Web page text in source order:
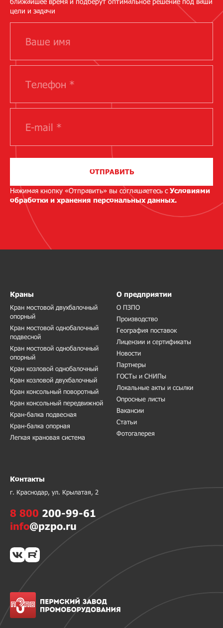
цели и задачи
ОТПРАВИТЬ
Нажимая кнопку «Отправить» вы соглашаетесь сУсловиями
обработки и хранения персональных данных.
Краны
Кран мостовой двухбалочный
опорный
Кран мостовой однобалочный
подвесной
Кран мостовой однобалочный
опорный
Кран козловой однобалочный
Кран козловой двухбалочный
Кран консольный поворотный
Кран консольный передвижной
Кран-балка подвесная
Кран-балка опорная
Легкая крановая система
О предприятии
О ПЗПО
Производство
География поставок
Лицензии и сертификаты
Новости
Партнеры
ГОСТы и СНИПы
Локальные акты и ссылки
Опросные листы
Вакансии
Статьи
Фотогалерея
Контакты
г. Краснодар, ул. Крылатая, 2
8 800 200-99-61
info@pzpo.ru